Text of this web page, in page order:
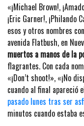
«¡Michael Brown!,
¡Eric Garner!,
esos y otros nombres
avenida Flatbush, en
muertos a manos de la
flagrantes. Con cada
«¡Don’t shoot!», «¡No
cuando al final apareció
pasado lunes tras ser
minutos cuando estaba